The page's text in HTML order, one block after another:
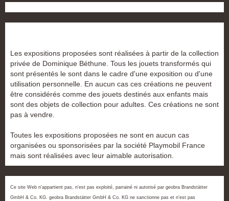
Les expositions proposées sont réalisées à partir de la collection
privée de Dominique Béthune. Tous les jouets transformés qui
sont présentés le sont dans le cadre d'une exposition ou d'une
utilisation personnelle. En aucun cas ces créations ne peuvent
être considérés comme des jouets destinés aux enfants mais
sont des objets de collection pour adultes. Ces créations ne sont
pas à vendre.
Toutes les expositions proposées ne sont en aucun cas
organisées ou sponsorisées par la société Playmobil France
mais sont réalisées avec leur aimable autorisation.
Ce site Web n'appartient pas, n'est pas exploité, parrainé ni autorisé par geobra Brandstätter
GmbH & Co. KG. geobra Brandstätter GmbH & Co. KG ne sanctionne pas et n'est pas